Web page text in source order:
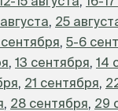
, 25
, 5-6
, 13 сентября, 14
, 21 сентября,
, 28 сентября, 29